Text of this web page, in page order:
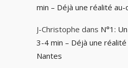
min – Déjà une réalité
J-Christophe dans N°1:
3-4 min – Déjà une
Nantes